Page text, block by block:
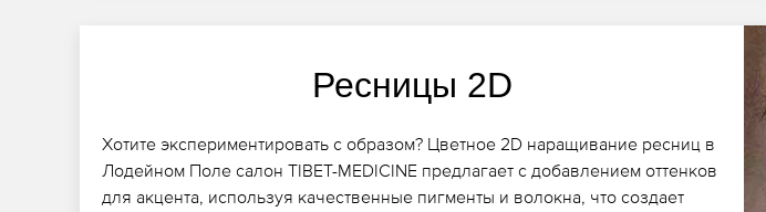
Ресницы 2D
Хотите экспериментировать с образом? Цветное 2D наращивание ресниц в
Лодейном Поле салон TIBET-MEDICINE предлагает с добавлением оттенков
для акцента, используя качественные пигменты и волокна, что создает